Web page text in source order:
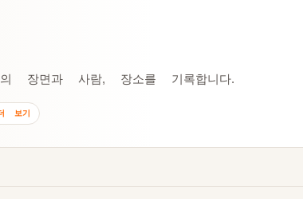
장면과 사람, 장소를 기록합니다.
보기